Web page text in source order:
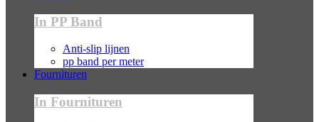
In PP Band
Anti-slip lijnen
pp band per meter
Fournituren
In Fournituren